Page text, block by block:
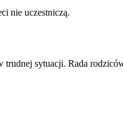
nie uczestniczą.
sytuacji. Rada